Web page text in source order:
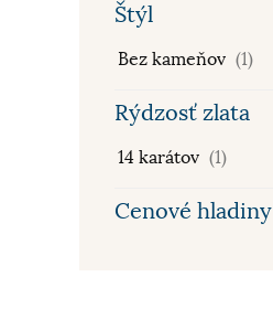
Štýl
Bez kameňov (1)
Rýdzosť zlata
14 karátov (1)
Cenové hladiny